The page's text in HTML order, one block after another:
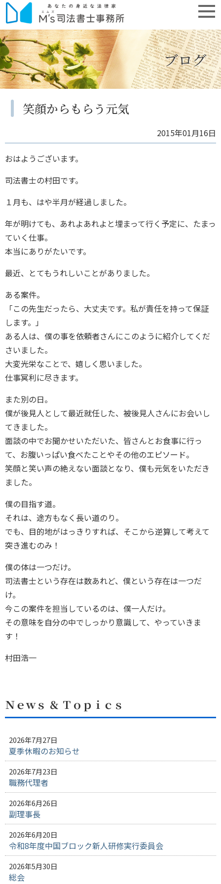
ブログ
笑顔からもらう元気
2015年01月16日
おはようございます。
司法書士の村田です。
１月も、はや半月が経過しました。
年が明けても、あれよあれよと埋まって行く予定に、たまっ
ていく仕事。
本当にありがたいです。
最近、とてもうれしいことがありました。
ある案件。
「この先生だったら、大丈夫です。私が責任を持って保証
します。」
ある人は、僕の事を依頼者さんにこのように紹介してくだ
さいました。
大変光栄なことで、嬉しく思いました。
仕事冥利に尽きます。
また別の日。
僕が後見人として最近就任した、被後見人さんにお会いし
てきました。
面談の中でお聞かせいただいた、皆さんとお食事に行っ
て、お腹いっぱい食べたことやその他のエピソード。
笑顔と笑い声の絶えない面談となり、僕も元気をいただき
ました。
僕の目指す道。
それは、途方もなく長い道のり。
でも、目的地がはっきりすれば、そこから逆算して考えて
突き進むのみ！
僕の体は一つだけ。
司法書士という存在は数あれど、僕という存在は一つだ
け。
今この案件を担当しているのは、僕一人だけ。
その意味を自分の中でしっかり意識して、やっていきま
す！
村田浩一
Ｎｅｗｓ ＆ Ｔｏｐｉｃｓ
2026年7月27日
夏季休暇のお知らせ
2026年7月23日
職務代理者
2026年6月26日
副理事長
2026年6月20日
令和8年度中国ブロック新人研修実行委員会
2026年5月30日
総会